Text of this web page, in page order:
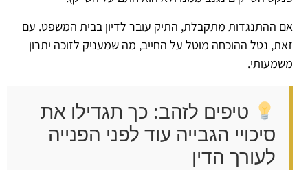
אם ההתנגדות מתקבלת, התיק עובר לדיון בבית המשפט. עם
זאת, נטל ההוכחה מוטל על החייב, מה שמעניק לזוכה יתרון
משמעותי.
טיפים לזהב: כך תגדילו את
סיכויי הגבייה עוד לפני הפנייה
לעורך הדין